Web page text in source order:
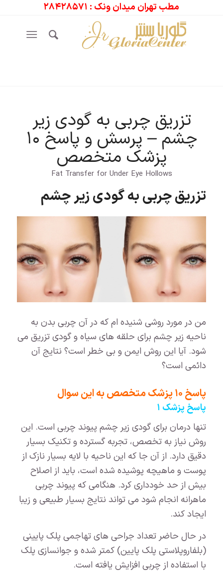
مطب تهران میدان ونک : ۲۸۴۲۸۵۷۱
تزریق چربی به گودی زیر
چشم – پرسش و پاسخ ۱۰
پزشک متخصص
Fat Transfer for Under Eye Hollows
تزریق چربی به گودی زیر چشم
من در مورد روشی شنیده ام که در آن چربی بدن به
ناحیه زیر چشم برای حلقه های سیاه و گودی تزریق می
شود. آیا این روش ایمن و بی خطر است؟ نتایج آن
دائمی است؟
پاسخ ۱۰ پزشک متخصص به این سوال
پاسخ پزشک ۱
تنها درمان برای گودی زیر چشم پیوند چربی است. این
روش نیاز به تخصص، تجربه گسترده و تکنیک بسیار
دقیق دارد. از آن جا که این ناحیه با لایه بسیار نازک از
پوست و ماهیچه پوشیده شده است، باید از اصلاح
بیش از حد خودداری کرد. هنگامی که پیوند چربی
ماهرانه انجام شود می تواند نتایج بسیار طبیعی و زیبا
ایجاد کند.
در حال حاضر تعداد جراحی های تهاجمی پلک پایینی
(بلفاروپلاستی پلک پایین) کمتر شده و جوانسازی پلک
با استفاده از چربی افزایش یافته است.